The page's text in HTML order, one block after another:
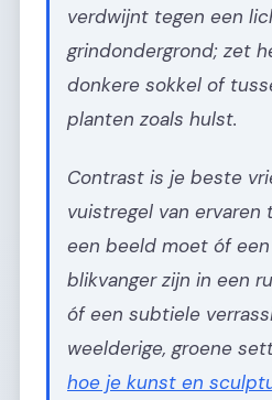
verdwijnt tegen een
grindondergrond; zet
donkere sokkel of
planten zoals hulst.
Contrast is je beste
vuistregel van ervaren
een beeld moet óf
blikvanger zijn in een
óf een subtiele
weelderige, groene
hoe je kunst en